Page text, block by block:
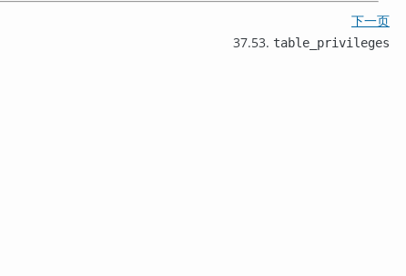
下一页
37.53. table_privileges